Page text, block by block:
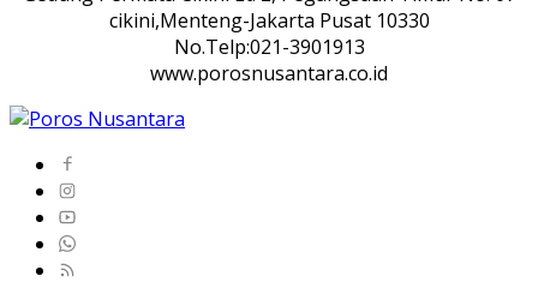
cikini,Menteng-Jakarta Pusat 10330
No.Telp:021-3901913
www.porosnusantara.co.id